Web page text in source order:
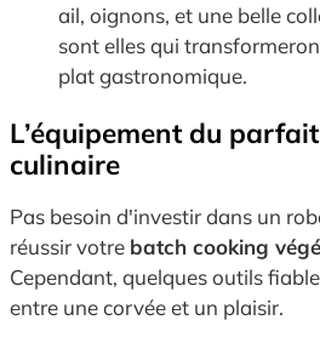
ail, oignons, et une belle
sont elles qui
plat gastronomique.
L’équipement du
culinaire
Pas besoin d'investir dans un
réussir votre batch cooking
Cependant, quelques outils
entre une corvée et un plaisir.